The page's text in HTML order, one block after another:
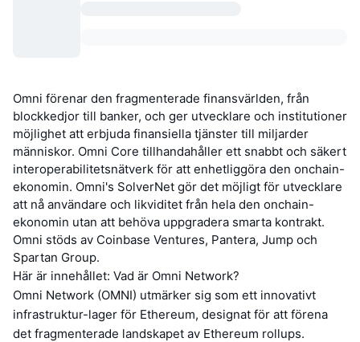
Omni förenar den fragmenterade finansvärlden, från
blockkedjor till banker, och ger utvecklare och institutioner
möjlighet att erbjuda finansiella tjänster till miljarder
människor. Omni Core tillhandahåller ett snabbt och säkert
interoperabilitetsnätverk för att enhetliggöra den onchain-
ekonomin. Omni's SolverNet gör det möjligt för utvecklare
att nå användare och likviditet från hela den onchain-
ekonomin utan att behöva uppgradera smarta kontrakt.
Omni stöds av Coinbase Ventures, Pantera, Jump och
Spartan Group.
Här är innehållet: Vad är Omni Network?
Omni Network (OMNI) utmärker sig som ett innovativt
infrastruktur-lager för Ethereum, designat för att förena
det fragmenterade landskapet av Ethereum rollups.